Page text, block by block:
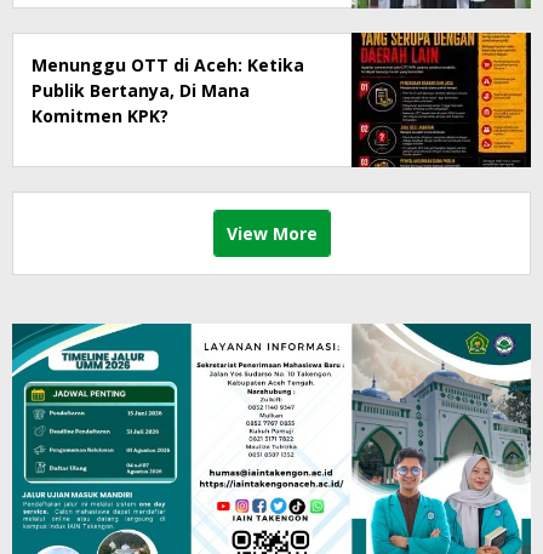
Menunggu OTT di Aceh: Ketika
Publik Bertanya, Di Mana
Komitmen KPK?
View More